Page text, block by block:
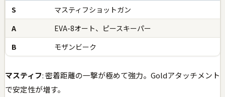
S
マスティフショットガン
A
EVA-8オート、ピースキーパー
B
モザンビーク
マスティフ: 密着距離の一撃が極めて強力。Goldアタッチメント
で安定性が増す。